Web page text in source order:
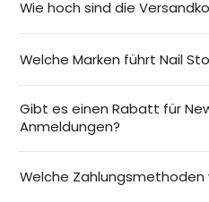
Wie hoch sind die
Welche Marken führt Nail
Gibt es einen Rabatt für
Anmeldungen?
Welche